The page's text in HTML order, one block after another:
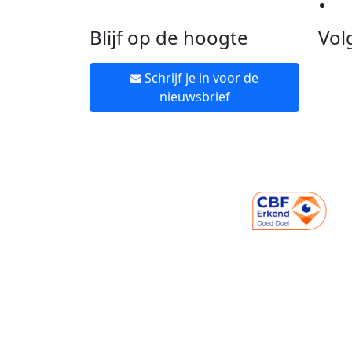
Blijf op de hoogte
Schrijf je in voor de
nieuwsbrief